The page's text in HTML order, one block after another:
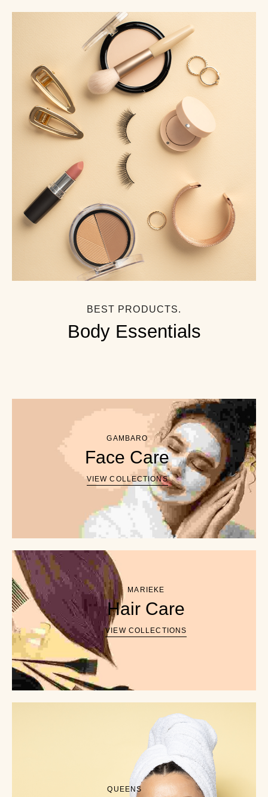
BEST PRODUCTS.
Body Essentials
GAMBARO
Face Care
VIEW COLLECTIONS
MARIEKE
Hair Care
VIEW COLLECTIONS
QUEENS